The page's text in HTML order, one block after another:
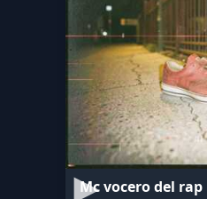
Mc vocero del rap